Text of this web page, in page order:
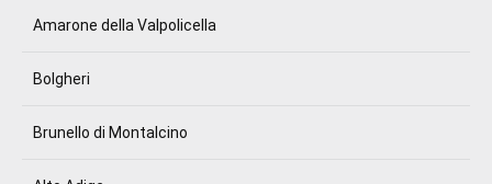
Amarone della Valpolicella
Bolgheri
Brunello di Montalcino